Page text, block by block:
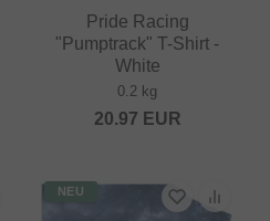
Pride Racing
"Pumptrack" T-Shirt -
White
0.2 kg
20.97 EUR
NEU